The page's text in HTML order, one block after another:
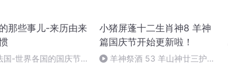
那些事儿-来历由来
国-世界各国的国庆节-
小猪屏蓬十二生肖神8 羊神
篇国庆节开始更新啦！
羊神祭酒 53 羊山神廿三护祭